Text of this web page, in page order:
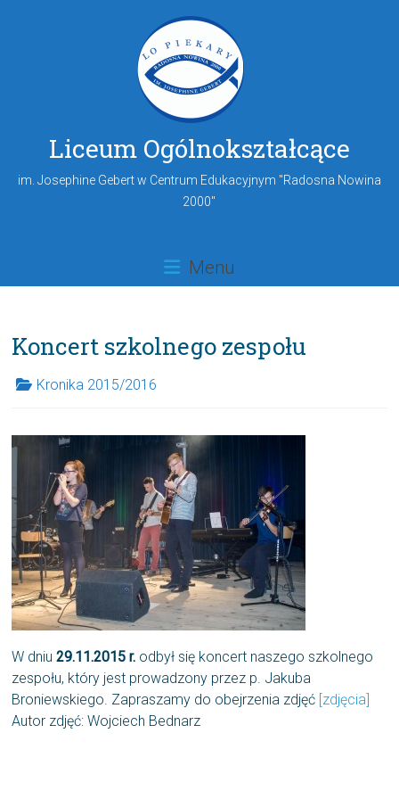
Liceum Ogólnokształcące
im. Josephine Gebert w Centrum Edukacyjnym "Radosna Nowina
2000"
Menu
Koncert szkolnego zespołu
Kronika 2015/2016
W dniu29.11.2015 r. odbył się koncert naszego szkolnego
zespołu, który jest prowadzony przez p. Jakuba
Broniewskiego. Zapraszamy do obejrzenia zdjęć [zdjęcia]
Autor zdjęć: Wojciech Bednarz